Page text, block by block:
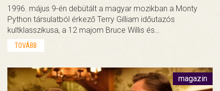
1996. május 9-én debütált a magyar mozikban a Monty
Python társulatból érkező Terry Gilliam időutazós
kultklasszikusa, a 12 majom Bruce Willis és…
TOVÁBB
magazin